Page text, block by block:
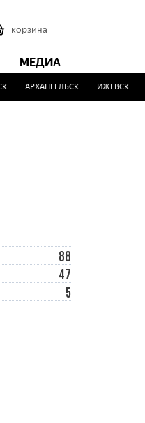
корзина
МЕДИА
АРХАНГЕЛЬСК ИЖЕВСК
88
47
5